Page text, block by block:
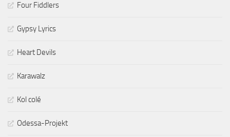
Four Fiddlers
Gypsy Lyrics
Heart Devils
Karawalz
Kol colé
Odessa-Projekt